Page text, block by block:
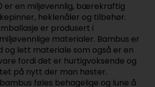
er en miljøvennlig, bærekraftig
heklenåler og tilbehør.
er produsert i
materialer. Bambus er
og lett materiale som også er en
fordi det er hurtigvoksende og
på nytt der man høster.
føles behagelige og lune å